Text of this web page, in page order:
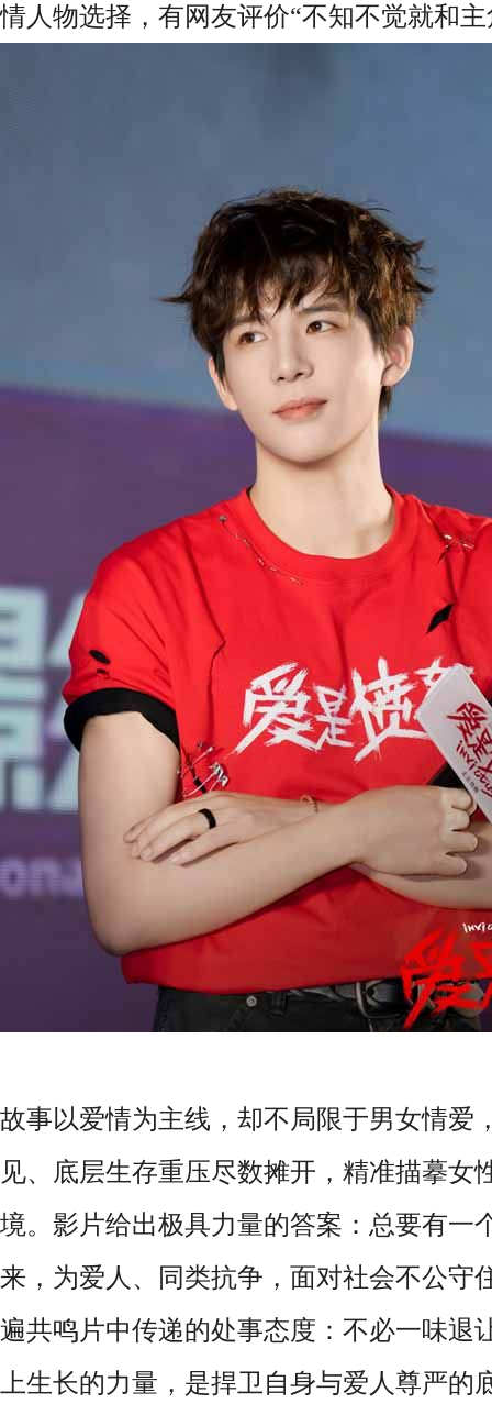
情人物选择，有网友评价“不知不觉就和
故事以爱情为主线，却不局限于男女情爱
见、底层生存重压尽数摊开，精准描摹女
境。影片给出极具力量的答案：总要有一
来，为爱人、同类抗争，面对社会不公守
遍共鸣片中传递的处事态度：不必一味退
上生长的力量，是捍卫自身与爱人尊严的